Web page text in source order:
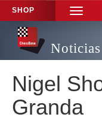
SHOP
TOGGLE
Nigel
Granda